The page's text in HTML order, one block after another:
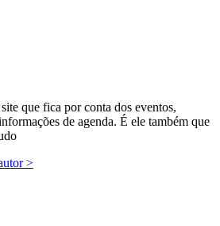
que fica por conta dos eventos,
de agenda. É ele também que
>